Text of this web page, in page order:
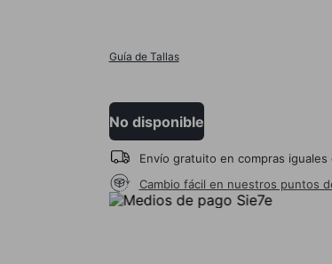
Guía de Tallas
No disponible
Envío gratuito en compras iguales
Cambio fácil en nuestros puntos